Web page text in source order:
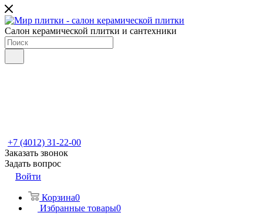
Салон керамической плитки и сантехники
+7 (4012) 31-22-00
Заказать звонок
Задать вопрос
Войти
Корзина0
Избранные товары0